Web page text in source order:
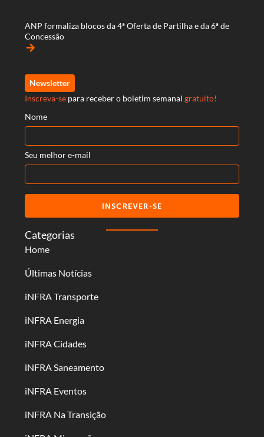
Categorias
Home
Últimas Notícias
iNFRA Transporte
iNFRA Energia
iNFRA Cidades
iNFRA Saneamento
iNFRA Eventos
iNFRA Na Transição
ANP formaliza blocos da 4ª Oferta de Partilha e da 6ª de
Concessão
arrow_forward
Newsletter
Inscreva-se para receber o boletim semanal gratuito!
Nome
Seu melhor e-mail
INSCREVER-SE